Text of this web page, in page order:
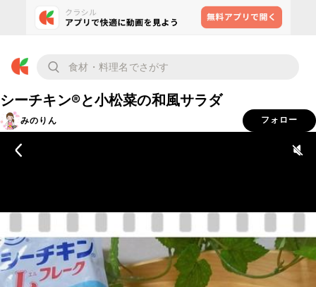
シーチキン®と小松菜の和風サラダ
みのりん フォロー